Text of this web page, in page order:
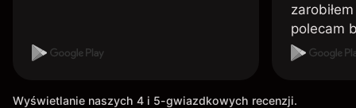
polecam
Wyświetlanie naszych 4 i 5-gwiazdkowych recenzji.